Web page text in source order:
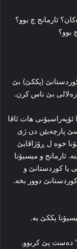
ئارمانج چ بوو؟
بوو؟
كوردستانێ (پککێ) بێ
بێ ناس کرن.
هات ئاڤا
پارچه‌یێن دن ژی
خوه‌ ل ڕۆژاڤایێ
ئارمانج و میسیۆنا
یا کوردستانێ و
دوور بخه‌.
پککێ یه‌.
ده‌ست پێ کربوو.